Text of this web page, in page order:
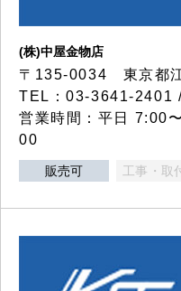
(株)中屋金物店
〒135-0034 東京都
TEL：03-3641-2401
営業時間：平日 7:00
00
販売可 工事・取